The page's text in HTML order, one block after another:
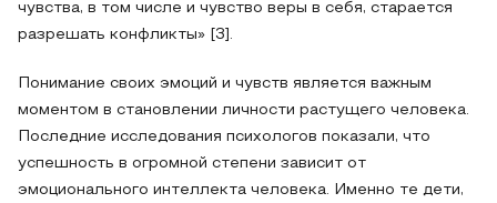
чувства, в том числе и чувство веры в себя, старается
разрешать конфликты» [3].
Понимание своих эмоций и чувств является важным
моментом в становлении личности растущего человека.
Последние исследования психологов показали, что
успешность в огромной степени зависит от
эмоционального интеллекта человека. Именно те дети,